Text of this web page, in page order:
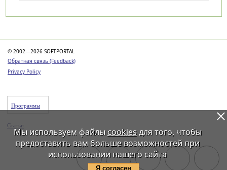
© 2002—2026 SOFTPORTAL
Обратная связь (Feedback)
Privacy Policy
Программы
Статьи
Мы используем файлы cookiesдля того, чтобы
предоставить вам больше возможностей при
использовании нашего сайта